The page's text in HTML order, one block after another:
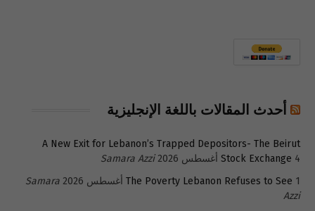
أحدث المقالات باللغة الإنجليزية
A New Exit for Lebanon’s Trapped Depositors- The Beirut
Stock Exchange 4 أغسطس 2026
Samara Azzi
The Poverty Lebanon Refuses to See 1 أغسطس 2026
Samara
Azzi